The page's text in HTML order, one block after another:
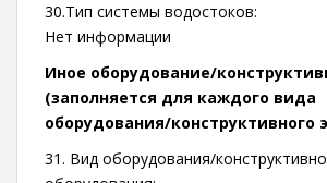
30.Тип системы водостоков:
Нет информации
Иное оборудование/
(заполняется для каждого вида
оборудования/конструктивного
31. Вид оборудования/